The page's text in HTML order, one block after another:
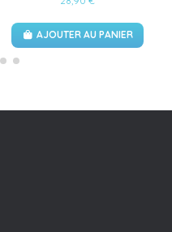
AJOUTER AU PANIER